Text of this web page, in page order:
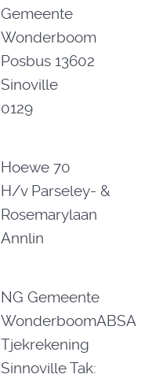
Gemeente
Wonderboom
Posbus 13602
Sinoville
0129
Hoewe 70
H/v Parseley- &
Rosemarylaan
Annlin
NG Gemeente
WonderboomABSA
Tjekrekening
Sinnoville Tak: